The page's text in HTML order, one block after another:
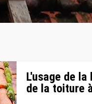
L'usage de
de la toiture